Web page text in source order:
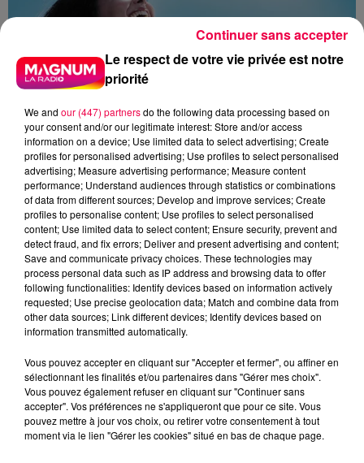
podcasts/2022/04/2022-04-27-11-48-
57_L2ODLT___Jennifer.mp3
Le respect de votre vie privée est notre
priorité
We and our (447) partnersdo the following data processing based on
your consent and/or our legitimate interest: Store and/or access
information on a device; Use limited data to select advertising; Create
profiles for personalised advertising; Use profiles to select personalised
advertising; Measure advertising performance; Measure content
performance; Understand audiences through statistics or combinations
of data from different sources; Develop and improve services; Create
profiles to personalise content; Use profiles to select personalised
content; Use limited data to select content; Ensure security, prevent and
detect fraud, and fix errors; Deliver and present advertising and content;
Save and communicate privacy choices. These technologies may
process personal data such as IP address and browsing data to offer
following functionalities: Identify devices based on information actively
requested; Use precise geolocation data; Match and combine data from
other data sources; Link different devices; Identify devices based on
information transmitted automatically.
Vous pouvez accepter en cliquant sur "Accepter et fermer", ou affiner en
sélectionnant les finalités et/ou partenaires dans "Gérer mes choix".
Vous pouvez également refuser en cliquant sur "Continuer sans
accepter". Vos préférences ne s'appliqueront que pour ce site. Vous
pouvez mettre à jour vos choix, ou retirer votre consentement à tout
moment via le lien "Gérer les cookies" situé en bas de chaque page.
Continuer sans accepter